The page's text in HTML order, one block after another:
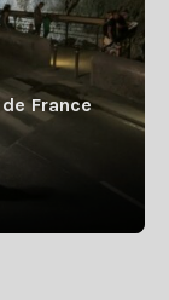
France